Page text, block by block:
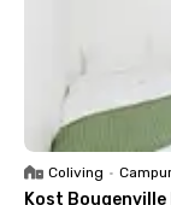
Coliving •
Kost